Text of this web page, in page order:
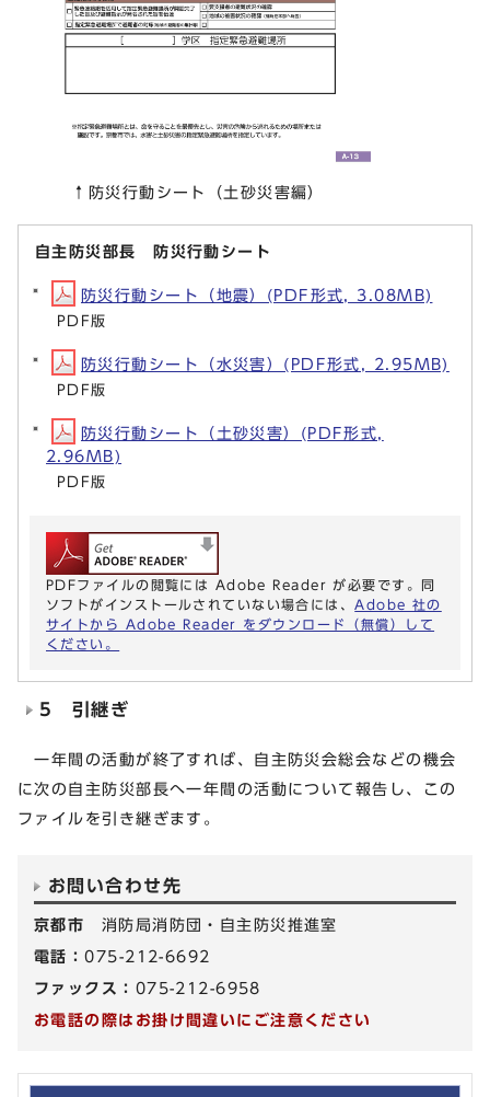
↑防災行動シート（土砂災害編）
自主防災部長 防災行動シート
防災行動シート（地震）(PDF形式, 3.08MB)
PDF版
防災行動シート（水災害）(PDF形式, 2.95MB)
PDF版
防災行動シート（土砂災害）(PDF形式,
2.96MB)
PDF版
PDFファイルの閲覧には Adobe Reader が必要です。同
ソフトがインストールされていない場合には、 Adobe 社の
サイトから Adobe Reader をダウンロード（無償）して
ください。
5 引継ぎ
一年間の活動が終了すれば、自主防災会総会などの機会
に次の自主防災部長へ一年間の活動について報告し、この
ファイルを引き継ぎます。
お問い合わせ先
京都市 消防局消防団・自主防災推進室
電話：075-212-6692
ファックス： 075-212-6958
お電話の際はお掛け間違いにご注意ください